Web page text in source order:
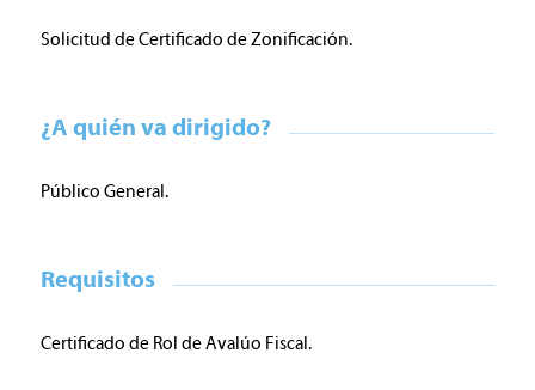
Solicitud deCertificado de Zonificación.
¿A quién va dirigido?
Público General.
Requisitos
Certificado de Rol de Avalúo Fiscal.